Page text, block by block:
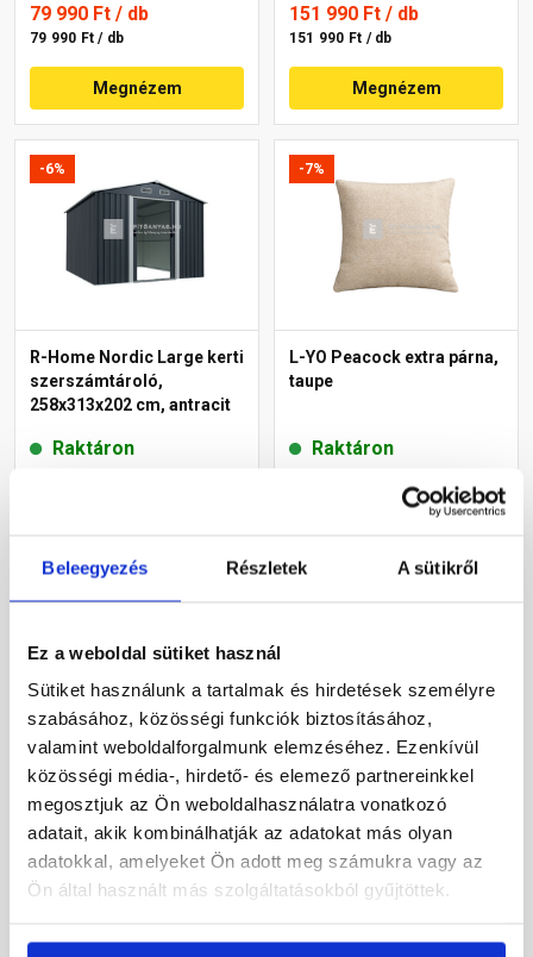
Beleegyezés Részletek A sütikről
Ez a weboldal sütiket használ
Sütiket használunk a tartalmak és hirdetések személyre
szabásához, közösségi funkciók biztosításához,
valamint weboldalforgalmunk elemzéséhez. Ezenkívül
közösségi média-, hirdető- és elemező partnereinkkel
megosztjuk az Ön weboldalhasználatra vonatkozó
adatait, akik kombinálhatják az adatokat más olyan
adatokkal, amelyeket Ön adott meg számukra vagy az
Ön által használt más szolgáltatásokból gyűjtöttek.
79 990 Ft / db
79 990 Ft / db
Megnézem
151 990 Ft / db
151 990 Ft / db
Megnézem
-6%
R-Home Nordic Large kerti
szerszámtároló,
258x313x202 cm, antracit
Raktáron
139 990 Ft / db
139 990 Ft / db
-7%
L-YO Peacock extra párna,
taupe
Raktáron
3 690 Ft
3 690 Ft / db
-9%
L-YO Aura étkezőasztal,
-12%
L-YO Peacock rattan
cm, párnával, szürke